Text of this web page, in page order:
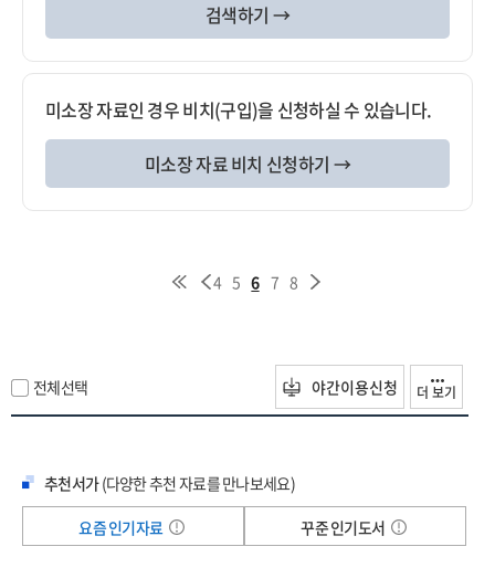
검색하기 →
미소장 자료인 경우 비치(구입)을 신청하실 수 있습니다.
미소장 자료 비치 신청하기 →
4 5 6 7 8
전체선택 야간이용신청 더 보기
추천서가(다양한 추천 자료를 만나보세요)
요즘 인기자료
꾸준 인기도서